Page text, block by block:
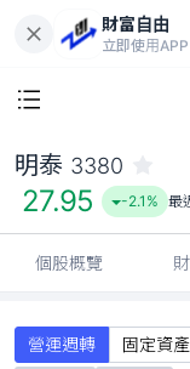
財富自由
立即使用
明泰 3380
27.95 -2.1% 最
個股概覽
營運週轉 固定資